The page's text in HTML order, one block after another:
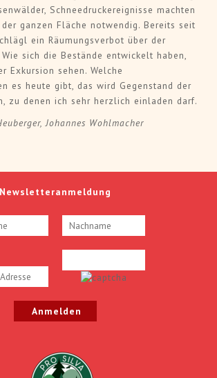
Schneedruckereignisse machten
ganzen Fläche notwendig. Bereits seit
ein Räumungsverbot über der
sich die Bestände entwickelt haben,
Exkursion sehen. Welche
es heute gibt, das wird Gegenstand der
zu denen ich sehr herzlich einladen darf.
Johannes Wohlmacher
Newsletteranmeldung